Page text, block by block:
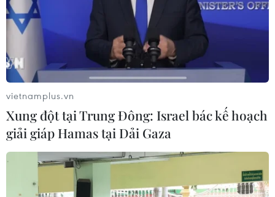
"Đàn cá gỗ" được nhận xét là có chất indie trẻ trung,
giàu tâm sự của những người trẻ đang đứng trước
những ngã rẽ cuộc đời, tìm cách cân bằng giữa cuộc
sống và những đam mê cá nhân.
vietnamplus.vn
Xung đột tại Trung Đông: Israel bác kế hoạch
giải giáp Hamas tại Dải Gaza